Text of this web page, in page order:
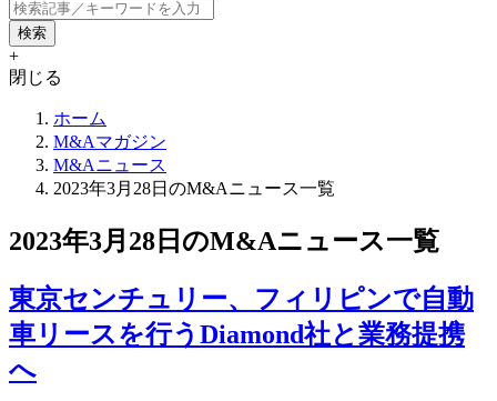
+
閉じる
ホーム
M&Aマガジン
M&Aニュース
2023年3月28日のM&Aニュース一覧
2023年3月28日のM&Aニュース一覧
東京センチュリー、フィリピンで自動
車リースを行うDiamond社と業務提携
へ